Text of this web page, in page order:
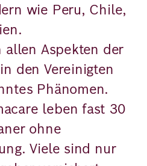
wie Peru, Chile,
allen Aspekten der
den Vereinigten
Phänomen.
leben fast 30
ohne
Viele sind nur